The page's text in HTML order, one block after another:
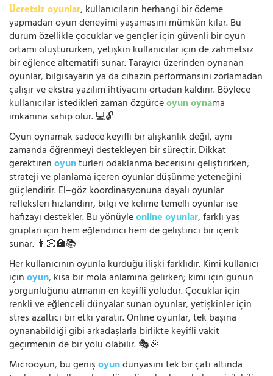
Ücretsiz oyunlar, kullanıcıların herhangi bir ödeme
yapmadan oyun deneyimi yaşamasını mümkün kılar. Bu
durum özellikle çocuklar ve gençler için güvenli bir oyun
ortamı oluştururken, yetişkin kullanıcılar için de zahmetsiz
bir eğlence alternatifi sunar. Tarayıcı üzerinden oynanan
oyunlar, bilgisayarın ya da cihazın performansını zorlamadan
çalışır ve ekstra yazılım ihtiyacını ortadan kaldırır. Böylece
kullanıcılar istedikleri zaman özgürceoyun oynama
imkanına sahip olur. 💻🔓
Oyun oynamak sadece keyifli bir alışkanlık değil, aynı
zamanda öğrenmeyi destekleyen bir süreçtir. Dikkat
gerektirenoyuntürleri odaklanma becerisini geliştirirken,
strateji ve planlama içeren oyunlar düşünme yeteneğini
güçlendirir. El–göz koordinasyonuna dayalı oyunlar
refleksleri hızlandırır, bilgi ve kelime temelli oyunlar ise
hafızayı destekler. Bu yönüyleonline oyunlar, farklı yaş
grupları için hem eğlendirici hem de geliştirici bir içerik
sunar. 👩🏻‍🏫📚
Her kullanıcının oyunla kurduğu ilişki farklıdır. Kimi kullanıcı
içinoyun, kısa bir mola anlamına gelirken; kimi için günün
yorgunluğunu atmanın en keyifli yoludur. Çocuklar için
renkli ve eğlenceli dünyalar sunan oyunlar, yetişkinler için
stres azaltıcı bir etki yaratır. Online oyunlar, tek başına
oynanabildiği gibi arkadaşlarla birlikte keyifli vakit
geçirmenin de bir yolu olabilir. 🎭🎉
Microoyun, bu genişoyundünyasını tek bir çatı altında